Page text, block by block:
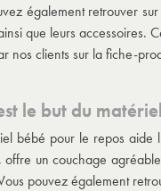
également retrouver
que leurs accessoires.
nos clients sur la fiche-
le but du
bébé pour le repos aide
offre un couchage
pouvez également